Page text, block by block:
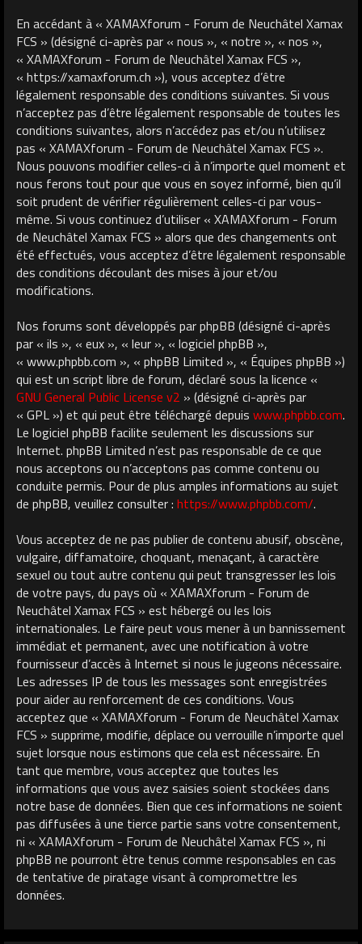
En accédant à « XAMAXforum - Forum de Neuchâtel Xamax
FCS » (désigné ci-après par « nous », « notre », « nos »,
« XAMAXforum - Forum de Neuchâtel Xamax FCS »,
« https://xamaxforum.ch »), vous acceptez d’être
légalement responsable des conditions suivantes. Si vous
n’acceptez pas d’être légalement responsable de toutes les
conditions suivantes, alors n’accédez pas et/ou n’utilisez
pas « XAMAXforum - Forum de Neuchâtel Xamax FCS ».
Nous pouvons modifier celles-ci à n’importe quel moment et
nous ferons tout pour que vous en soyez informé, bien qu’il
soit prudent de vérifier régulièrement celles-ci par vous-
même. Si vous continuez d’utiliser « XAMAXforum - Forum
de Neuchâtel Xamax FCS » alors que des changements ont
été effectués, vous acceptez d’être légalement responsable
des conditions découlant des mises à jour et/ou
modifications.
Nos forums sont développés par phpBB (désigné ci-après
par « ils », « eux », « leur », « logiciel phpBB »,
« www.phpbb.com », « phpBB Limited », « Équipes phpBB »)
qui est un script libre de forum, déclaré sous la licence «
GNU General Public License v2 » (désigné ci-après par
« GPL ») et qui peut être téléchargé depuis www.phpbb.com.
Le logiciel phpBB facilite seulement les discussions sur
Internet. phpBB Limited n’est pas responsable de ce que
nous acceptons ou n’acceptons pas comme contenu ou
conduite permis. Pour de plus amples informations au sujet
de phpBB, veuillez consulter : https://www.phpbb.com/.
Vous acceptez de ne pas publier de contenu abusif, obscène,
vulgaire, diffamatoire, choquant, menaçant, à caractère
sexuel ou tout autre contenu qui peut transgresser les lois
de votre pays, du pays où « XAMAXforum - Forum de
Neuchâtel Xamax FCS » est hébergé ou les lois
internationales. Le faire peut vous mener à un bannissement
immédiat et permanent, avec une notification à votre
fournisseur d’accès à Internet si nous le jugeons nécessaire.
Les adresses IP de tous les messages sont enregistrées
pour aider au renforcement de ces conditions. Vous
acceptez que « XAMAXforum - Forum de Neuchâtel Xamax
FCS » supprime, modifie, déplace ou verrouille n’importe quel
sujet lorsque nous estimons que cela est nécessaire. En
tant que membre, vous acceptez que toutes les
informations que vous avez saisies soient stockées dans
notre base de données. Bien que ces informations ne soient
pas diffusées à une tierce partie sans votre consentement,
ni « XAMAXforum - Forum de Neuchâtel Xamax FCS », ni
phpBB ne pourront être tenus comme responsables en cas
de tentative de piratage visant à compromettre les
données.